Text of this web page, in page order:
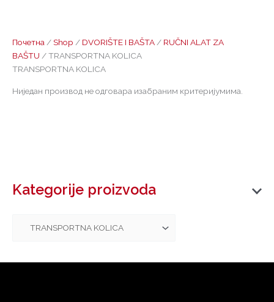
Kategorije proizvoda
Почетна /Shop / DVORIŠTE I BAŠTA / RUČNI ALAT ZA
BAŠTU / TRANSPORTNA KOLICA
TRANSPORTNA KOLICA
Ниједан производ не одговара изабраним критеријумима.